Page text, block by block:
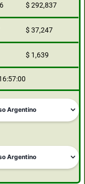
$ 292,837
$ 37,247
$ 1,639